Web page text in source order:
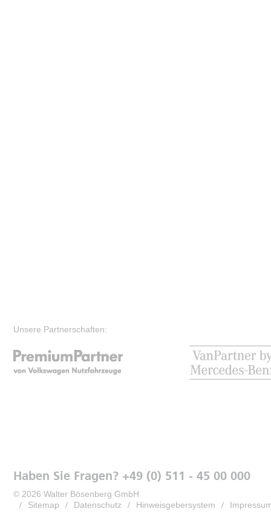
Unsere Partnerschaften:
Haben Sie Fragen? +49 (0) 511 - 45 00 000
© 2026 Walter Bösenberg GmbH
Sitemap
Datenschutz Hinweisgebersystem